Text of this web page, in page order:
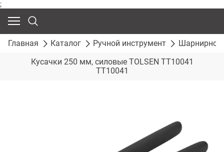
;
Главная Каталог Ручной инструмент
Шарнирно-
Кусачки 250 мм, силовые TOLSEN TT10041
TT10041